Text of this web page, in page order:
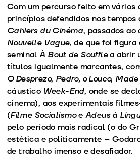
Com um percurso feito em vários
princípios defendidos nos
Cahiers du Cinéma, passados
Nouvelle Vague, de que foi figura
seminalÀ Bout de Soufflea abrir
títulos igualmente marcantes,
O Desprezo, Pedro, o Louco, Made
cáustico Week-End, onde se
cinema), aos experimentais
(Filme SocialismoeAdeus à
pelo período mais radical (o do
estética e politicamente –
de trabalho imenso e desafiador.